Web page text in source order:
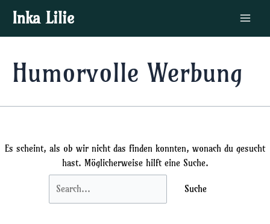
Inhalt
springen
Inka Lilie
Main
Menu
Humorvolle Werbung
Es scheint, als ob wir nicht das finden konnten, wonach du gesucht
hast. Möglicherweise hilft eine Suche.
nach: